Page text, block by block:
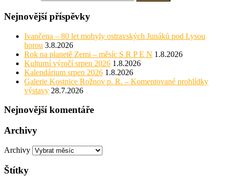
Nejnovější příspěvky
Ivančena – 80 let mohyly ostravských Junáků pod Lysou
horou 3.8.2026
Rok na planetě Zemi – měsíc S R P E N 1.8.2026
Kulturní výročí srpen 2026 1.8.2026
Kalendárium srpen 2026 1.8.2026
Galerie Kostnice Rožnov p. R. – Komentované prohlídky
výstavy 28.7.2026
Nejnovější komentáře
Archivy
Archivy
Štítky